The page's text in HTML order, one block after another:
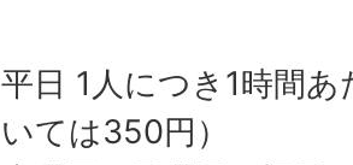
平日 1人につき1時間
いては350円）